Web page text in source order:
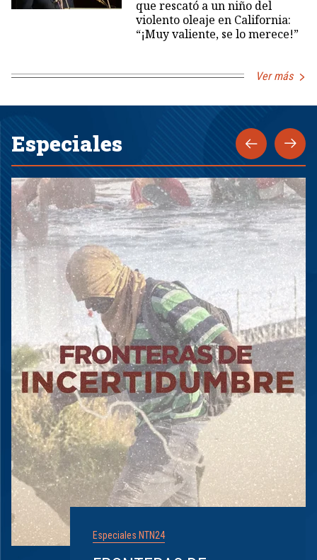
que rescató a un niño del
violento oleaje en California:
“¡Muy valiente, se lo merece!”
Ver más
Especiales
Especiales NTN24